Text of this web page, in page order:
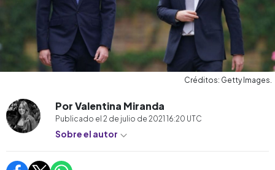
Créditos: Getty Images.
Por Valentina Miranda
Publicado el 2 de julio de 2021 16:20 UTC
Sobre el autor